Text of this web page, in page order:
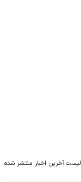
لیست آخرین اخبار منتشر شده